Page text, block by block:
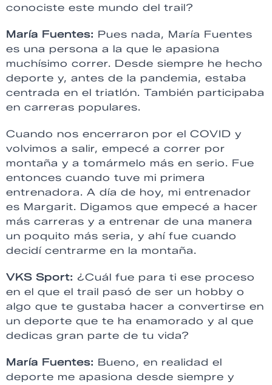
conociste este mundo del trail?
María Fuentes: Pues nada, María Fuentes
es una persona a la que le apasiona
muchísimo correr. Desde siempre he hecho
deporte y, antes de la pandemia, estaba
centrada en el triatlón. También participaba
en carreras populares.
Cuando nos encerraron por el COVID y
volvimos a salir, empecé a correr por
montaña y a tomármelo más en serio. Fue
entonces cuando tuve mi primera
entrenadora. A día de hoy, mi entrenador
es Margarit. Digamos que empecé a hacer
más carreras y a entrenar de una manera
un poquito más seria, y ahí fue cuando
decidí centrarme en la montaña.
VKS Sport: ¿Cuál fue para ti ese proceso
en el que el trail pasó de ser un hobby o
algo que te gustaba hacer a convertirse en
un deporte que te ha enamorado y al que
dedicas gran parte de tu vida?
María Fuentes: Bueno, en realidad el
deporte me apasiona desde siempre y